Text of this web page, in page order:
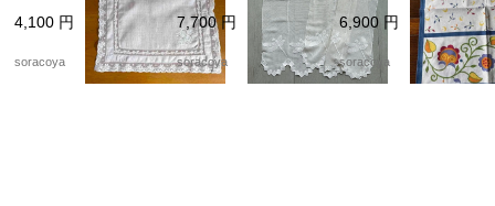
糸刺繍 ティーナプキ
ン 19cld37
4,100 円
soracoya
繍 ２枚組 12cleh22
7,700円
soracoya
ルマット イタリア
製 レトロ カラフル
ヴィンテージ 12clem
23
6,900 円
soracoya